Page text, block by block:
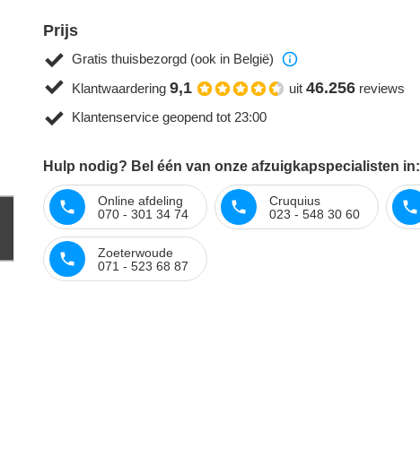
Prijs
Gratis thuisbezorgd (ook in België)
Klantwaardering 9,1 uit 46.256 reviews
Klantenservice geopend tot 23:00
Hulp nodig? Bel één van onze afzuigkapspecialisten in:
Online afdeling
070 - 301 34 74
Cruquius
023 - 548 30 60
Zoeterwoude
071 - 523 68 87